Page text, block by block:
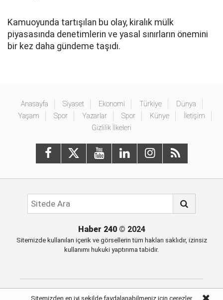
Kamuoyunda tartışılan bu olay, kiralık mülk
piyasasında denetimlerin ve yasal sınırların önemini
bir kez daha gündeme taşıdı.
Anasayfa Siyaset Ekonomi Türkiye
Dünya
Yaşam
Spor Yazarlar Spor Künye
İletişim
Gizlilik İlkeleri
Haber 240© 2024
Sitemizde kullanılan içerik ve görsellerin tüm hakları saklıdır, izinsiz
kullanımı hukuki yaptırıma tabidir.
Sitemizden en iyi şekilde faydalanabilmeniz için çerezler